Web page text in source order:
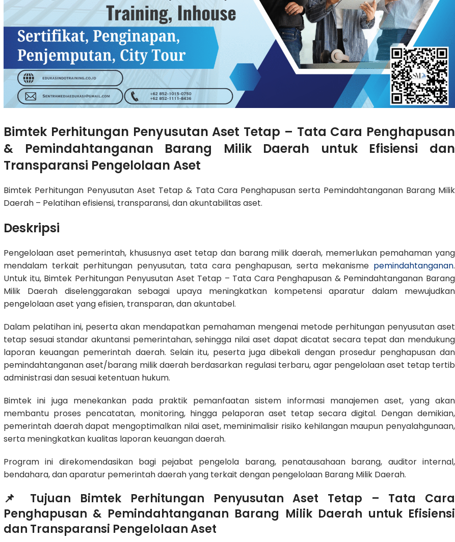
Bimtek Perhitungan Penyusutan Aset Tetap – Tata Cara Penghapusan
& Pemindahtanganan Barang Milik Daerah untuk Efisiensi dan
Transparansi Pengelolaan Aset
Bimtek Perhitungan Penyusutan Aset Tetap & Tata Cara Penghapusan serta Pemindahtanganan Barang Milik
Daerah – Pelatihan efisiensi, transparansi, dan akuntabilitas aset.
Deskripsi
Pengelolaan aset pemerintah, khususnya aset tetap dan barang milik daerah, memerlukan pemahaman yang
mendalam terkait perhitungan penyusutan, tata cara penghapusan, serta mekanisme pemindahtanganan.
Untuk itu, Bimtek Perhitungan Penyusutan Aset Tetap – Tata Cara Penghapusan & Pemindahtanganan Barang
Milik Daerah diselenggarakan sebagai upaya meningkatkan kompetensi aparatur dalam mewujudkan
pengelolaan aset yang efisien, transparan, dan akuntabel.
Dalam pelatihan ini, peserta akan mendapatkan pemahaman mengenai metode perhitungan penyusutan aset
tetap sesuai standar akuntansi pemerintahan, sehingga nilai aset dapat dicatat secara tepat dan mendukung
laporan keuangan pemerintah daerah. Selain itu, peserta juga dibekali dengan prosedur penghapusan dan
pemindahtanganan aset/barang milik daerah berdasarkan regulasi terbaru, agar pengelolaan aset tetap tertib
administrasi dan sesuai ketentuan hukum.
Bimtek ini juga menekankan pada praktik pemanfaatan sistem informasi manajemen aset, yang akan
membantu proses pencatatan, monitoring, hingga pelaporan aset tetap secara digital. Dengan demikian,
pemerintah daerah dapat mengoptimalkan nilai aset, meminimalisir risiko kehilangan maupun penyalahgunaan,
serta meningkatkan kualitas laporan keuangan daerah.
Program ini direkomendasikan bagi pejabat pengelola barang, penatausahaan barang, auditor internal,
bendahara, dan aparatur pemerintah daerah yang terkait dengan pengelolaan Barang Milik Daerah.
📌 Tujuan Bimtek Perhitungan Penyusutan Aset Tetap – Tata Cara
Penghapusan & Pemindahtanganan Barang Milik Daerah untuk Efisiensi
dan Transparansi Pengelolaan Aset